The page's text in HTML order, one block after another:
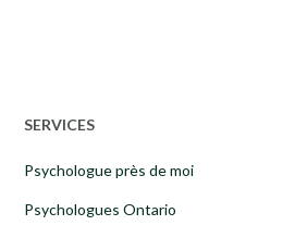
SERVICES
Psychologue près de moi
Psychologues Ontario